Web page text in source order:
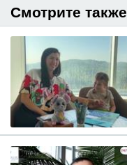
Смотрите также